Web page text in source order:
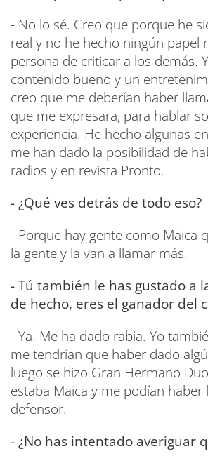
- No lo sé. Creo que porque he
real y no he hecho ningún papel
persona de criticar a los demás.
contenido bueno y un
creo que me deberían haber
que me expresara, para hablar
experiencia. He hecho algunas
me han dado la posibilidad de
radios y en revista Pronto.
- ¿Qué ves detrás de todo eso?
- Porque hay gente como Maica
la gente y la van a llamar más.
- Tú también le has gustado a
de hecho, eres el ganador del
- Ya. Me ha dado rabia. Yo
me tendrían que haber dado
luego se hizo Gran Hermano
estaba Maica y me podían haber
defensor.
- ¿No has intentado averiguar